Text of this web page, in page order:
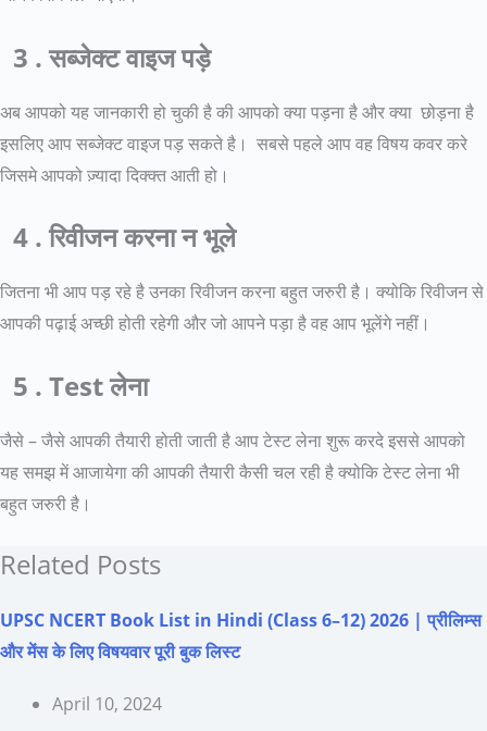
3 . सब्जेक्ट वाइज पड़े
अब आपको यह जानकारी हो चुकी है की आपको क्या पड़ना है और क्या छोड़ना है
इसलिए आप सब्जेक्ट वाइज पड़ सकते है। सबसे पहले आप वह विषय कवर करे
जिसमे आपको ज़्यादा दिक्क्त आती हो।
4 .रिवीजन करना न भूले
जितना भी आप पड़ रहे है उनका रिवीजन करना बहुत जरुरी है। क्योकि रिवीजन से
आपकी पढ़ाई अच्छी होती रहेगी और जो आपने पड़ा है वह आप भूलेंगे नहीं।
5 . Test लेना
जैसे – जैसे आपकी तैयारी होती जाती है आप टेस्ट लेना शुरू करदे इससे आपको
यह समझ में आजायेगा की आपकी तैयारी कैसी चल रही है क्योकि टेस्ट लेना भी
बहुत जरुरी है।
Related Posts
UPSC NCERT Book List in Hindi (Class 6–12) 2026 | प्रीलिम्स
और मेंस के लिए विषयवार पूरी बुक लिस्ट
April 10, 2024